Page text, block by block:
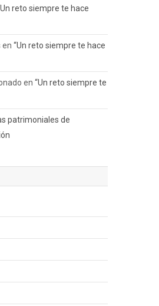
reto siempre te hace
en“Un reto siempre te hace
en“Un reto siempre te
patrimoniales de